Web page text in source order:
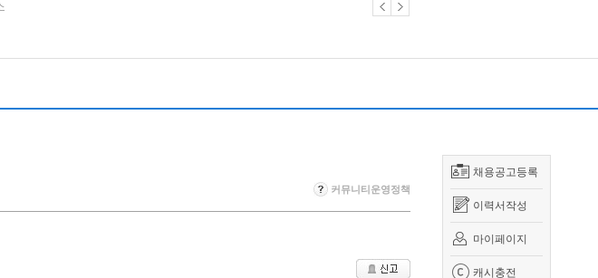
채용공고등록
이력서작성
마이페이지
캐시충전
커뮤니티운영정책